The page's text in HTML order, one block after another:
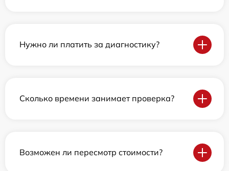
Нужно ли платить за диагностику?
Сколько времени занимает проверка?
Возможен ли пересмотр стоимости?